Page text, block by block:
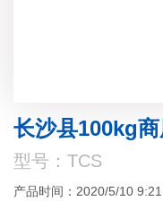
长沙县100kg
型号：TCS
产品时间：2020/5/10